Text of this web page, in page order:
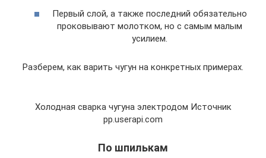
Первый слой, а также последний обязательно
проковывают молотком, но с самым малым
усилием.
Разберем, как варить чугун на конкретных примерах.
Холодная сварка чугуна электродом Источник
pp.userapi.com
По шпилькам